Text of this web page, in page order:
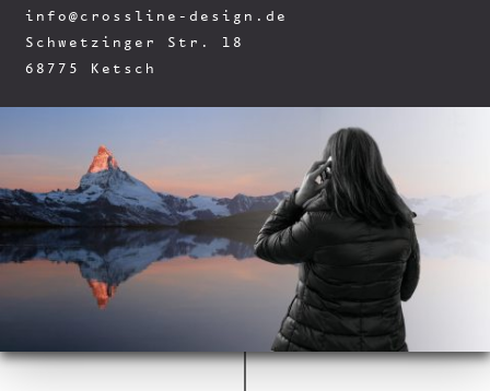
info@crossline-design.de
Schwetzinger Str. 18
68775 Ketsch
Paul Schlayer freut sich auf Sie!